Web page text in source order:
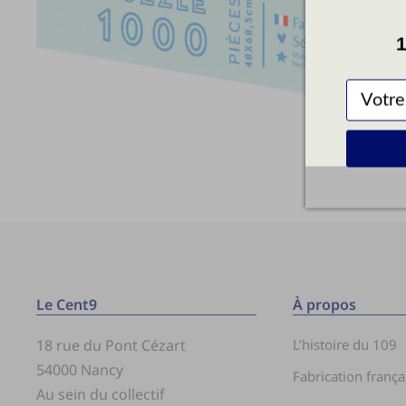
Le Cent9
18 rue du Pont Cézart
54000 Nancy
Au sein du collectif
À propos
L’histoire du 109
Fabrication